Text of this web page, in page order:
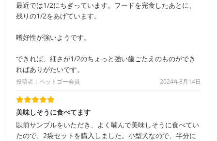
最近では1/2にちぎっています。フードを完食したあとに、
残りの1/2をあげています。
嗜好性が強いようです。
できれば、細さが1/2のちょっと強い歯ごたえのものができ
ればありがたいです。
投稿者：ペットゴー会員 2024年8月14日
美味しそうに食べてます
以前サンプルをいただき、よく噛んで美味しそうに食べてい
たので、2袋セットを購入しました。小型犬なので、半分に